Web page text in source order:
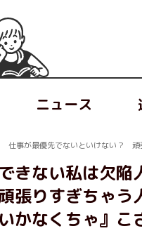
ニュース
仕事が最優先でないといけない？
きない私は欠
張りすぎちゃう
かなくちゃ』こ